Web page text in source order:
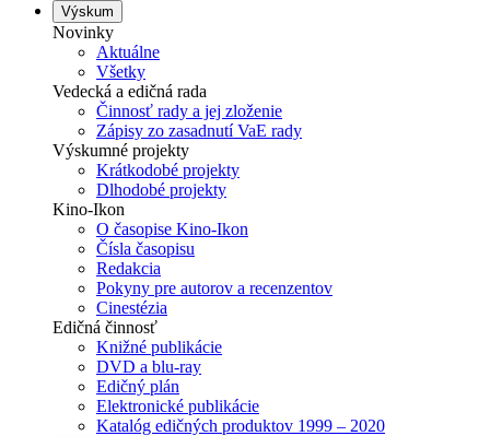
Výskum
Novinky
Aktuálne
Všetky
Vedecká a edičná rada
Činnosť rady a jej zloženie
Zápisy zo zasadnutí VaE rady
Výskumné projekty
Krátkodobé projekty
Dlhodobé projekty
Kino-Ikon
O časopise Kino-Ikon
Čísla časopisu
Redakcia
Pokyny pre autorov a recenzentov
Cinestézia
Edičná činnosť
Knižné publikácie
DVD a blu-ray
Edičný plán
Elektronické publikácie
Katalóg edičných produktov 1999 – 2020